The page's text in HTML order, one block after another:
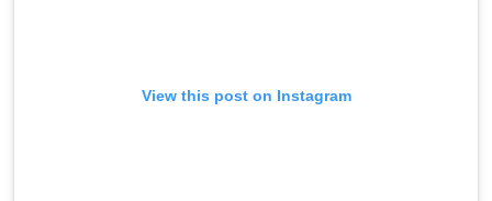
View this post on Instagram